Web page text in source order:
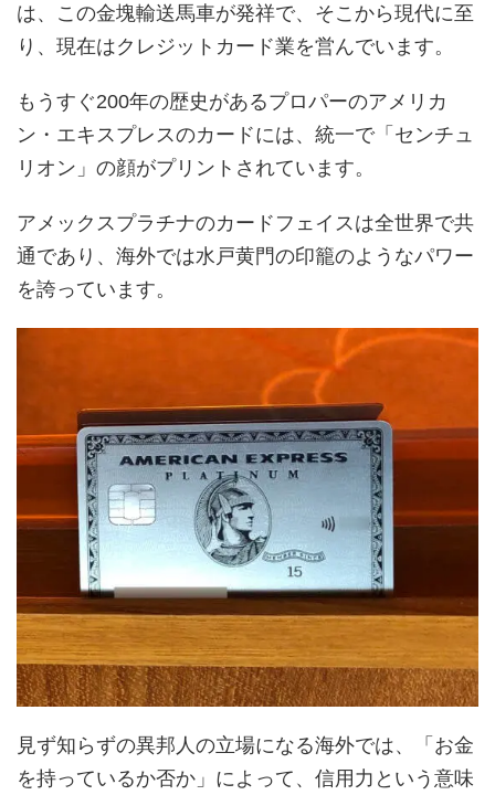
は、この金塊輸送馬車が発祥で、そこから現代に至
り、現在はクレジットカード業を営んでいます。
もうすぐ200年の歴史があるプロパーのアメリカ
ン・エキスプレスのカードには、統一で「センチュ
リオン」の顔がプリントされています。
アメックスプラチナのカードフェイスは全世界で共
通であり、海外では水戸黄門の印籠のようなパワー
を誇っています。
見ず知らずの異邦人の立場になる海外では、「お金
を持っているか否か」によって、信用力という意味